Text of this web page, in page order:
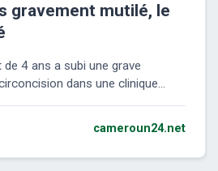
gravement mutilé, le
4 ans a subi une grave
dans une clinique...
cameroun24.net